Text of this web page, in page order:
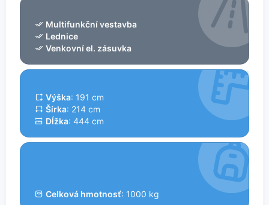
Multifunkční vestavba
Lednice
Venkovní el. zásuvka
Výška: 191 cm
Šírka: 214 cm
Dĺžka: 444 cm
Celková hmotnosť: 1000 kg